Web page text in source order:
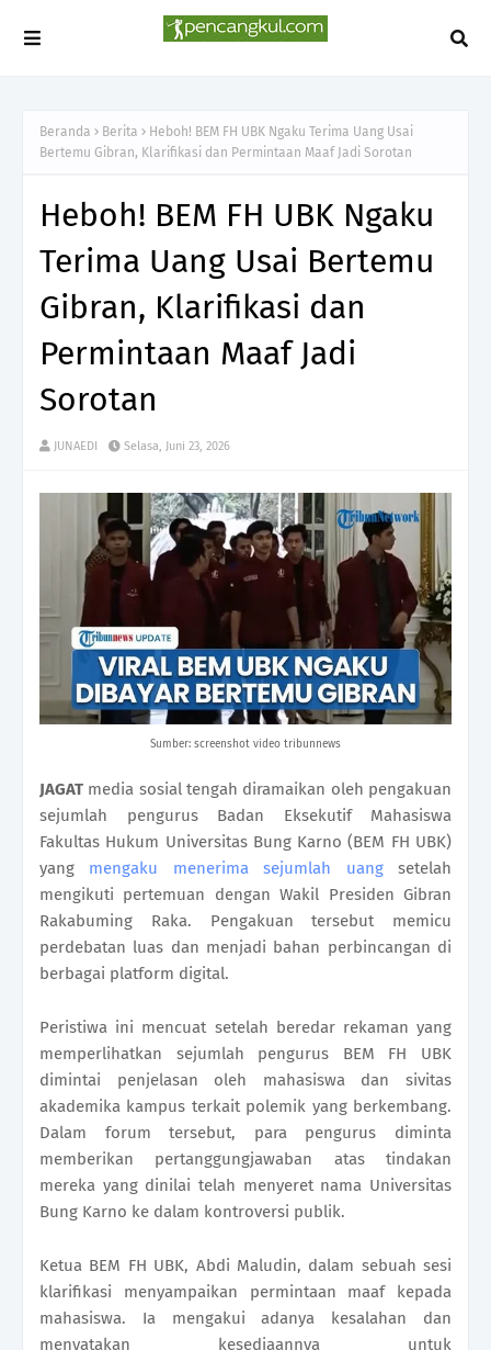
Beranda Berita
Heboh! BEM FH UBK Ngaku Terima Uang Usai
Bertemu Gibran, Klarifikasi dan Permintaan Maaf Jadi Sorotan
Heboh! BEM FH UBK Ngaku
Terima Uang Usai Bertemu
Gibran, Klarifikasi dan
Permintaan Maaf Jadi
Sorotan
JUNAEDI Selasa, Juni 23, 2026
Sumber: screenshot video tribunnews
JAGAT media sosial tengah diramaikan oleh pengakuan
sejumlah pengurus Badan Eksekutif Mahasiswa
Fakultas Hukum Universitas Bung Karno (BEM FH UBK)
yang mengaku menerima sejumlah uangsetelah
mengikuti pertemuan dengan Wakil Presiden Gibran
Rakabuming Raka. Pengakuan tersebut memicu
perdebatan luas dan menjadi bahan perbincangan di
berbagai platform digital.
Peristiwa ini mencuat setelah beredar rekaman yang
memperlihatkan sejumlah pengurus BEM FH UBK
dimintai penjelasan oleh mahasiswa dan sivitas
akademika kampus terkait polemik yang berkembang.
Dalam forum tersebut, para pengurus diminta
memberikan pertanggungjawaban atas tindakan
mereka yang dinilai telah menyeret nama Universitas
Bung Karno ke dalam kontroversi publik.
Ketua BEM FH UBK, Abdi Maludin, dalam sebuah sesi
klarifikasi menyampaikan permintaan maaf kepada
mahasiswa. Ia mengakui adanya kesalahan dan
menyatakan kesediaannya untuk